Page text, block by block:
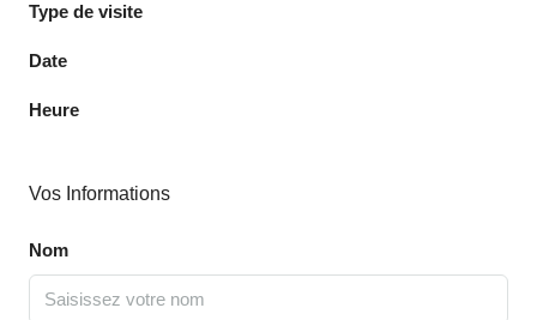
Type de visite
Date
Heure
Vos Informations
Nom